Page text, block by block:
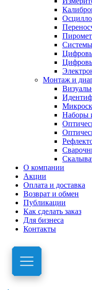
Монтаж и
Наборы
О компании
Акции
Оплата и доставка
Возврат и обмен
Публикации
Как сделать заказ
Для бизнеса
Контакты